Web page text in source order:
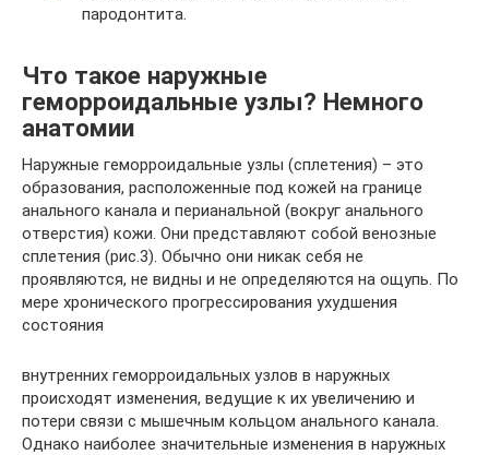
пародонтита.
Что такое наружные
геморроидальные узлы? Немного
анатомии
Наружные геморроидальные узлы (сплетения) – это
образования, расположенные под кожей на границе
анального канала и перианальной (вокруг анального
отверстия) кожи. Они представляют собой венозные
сплетения (рис.3). Обычно они никак себя не
проявляются, не видны и не определяются на ощупь. По
мере хронического прогрессирования ухудшения
состояния
внутренних геморроидальных узлов в наружных
происходят изменения, ведущие к их увеличению и
потери связи с мышечным кольцом анального канала.
Однако наиболее значительные изменения в наружных